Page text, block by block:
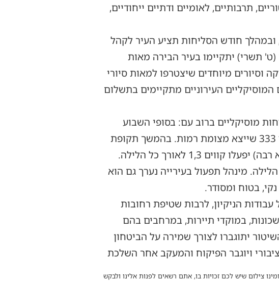
תרבותיים, לאומיים ודתיים ייחודיים,
ובמהלך חודש הסליחות תציע העיר לקהל
הרחב מגוון אירועים לכל הגילאים והמגזרים. החל מ-25.8 (א' אלול) ועד 1.10 (ט' תשרי) יתקיימו בעיר הבירה מאות
וסיורים מיוחדים שיצטרפו למאות סיורי
העירוניים מתקיימים בתשלום
מוסיקליים ברוב עם: בסופי השבוע
יפעלו בשעות הלילה גם קו 111 שייצא מחניון מלחה (דרך תחנה מרכזית) וקו 333 שייצא מצומת רמות. בהמשך תקופת
הסליחות, הקווים 111, 333 יפעלו כל לילה. החל מ- 13.9 ועד 13.10 (הושענא רבה) יפעלו קווים 1,3 לאורך כל הלילה.
מינהל תפעול בעירייה נערך גם הוא
בטוח ומסודר.
הניקיון, לרבות שטיפת רחובות
במוקדי תיירות, במרחבים בהם
יתוגברו לצורך שמירה על הביטחון
ויוגבר הפיקוח והמעקב אחר השלכת
צילום שיש לכם זכויות בו, אתם רשאים לפנות אלינו ולבקש